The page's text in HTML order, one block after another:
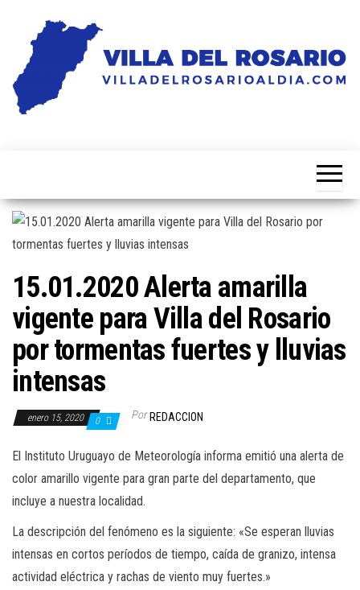
contenido
Al Dia
15.01.2020 Alerta amarilla
vigente para Villa del Rosario
por tormentas fuertes y lluvias
intensas
enero 15, 2020 0 Por REDACCION
El Instituto Uruguayo de Meteorología informa emitió una alerta de
color amarillo vigente para gran parte del departamento, que
incluye a nuestra localidad.
La descripción del fenómeno es la siguiente: «Se esperan lluvias
intensas en cortos períodos de tiempo, caída de granizo, intensa
actividad eléctrica y rachas de viento muy fuertes.»